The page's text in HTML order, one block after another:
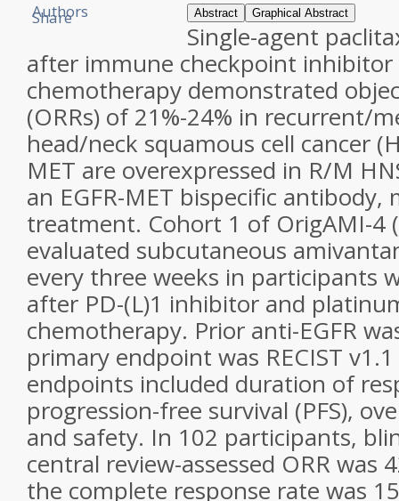
Authors
Share
Abstract Graphical Abstract
Single-agent
after immune checkpoint inhibitor
chemotherapy demonstrated
(ORRs) of 21%-24% in recurrent/
head/neck squamous cell cancer
MET are overexpressed in R/M
an EGFR-MET bispecific antibody,
treatment. Cohort 1 of OrigAMI-4 (
evaluated subcutaneous
every three weeks in participants
after PD-(L)1 inhibitor and
chemotherapy. Prior anti-EGFR
primary endpoint was RECIST
endpoints included duration of
progression-free survival (PFS),
and safety. In 102 participants,
central review-assessed ORR was
the complete response rate was